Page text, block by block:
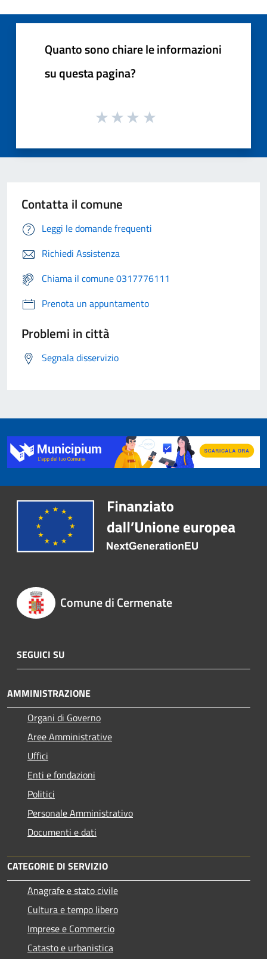
Quanto sono chiare le informazioni
su questa pagina?
Contatta il comune
Leggi le domande frequenti
Richiedi Assistenza
Chiama il comune 0317776111
Prenota un appuntamento
Problemi in città
Segnala disservizio
Comune di Cermenate
SEGUICI SU
AMMINISTRAZIONE
Organi di Governo
Aree Amministrative
Uffici
Enti e fondazioni
Politici
Personale Amministrativo
Documenti e dati
CATEGORIE DI SERVIZIO
Anagrafe e stato civile
Cultura e tempo libero
Imprese e Commercio
Catasto e urbanistica